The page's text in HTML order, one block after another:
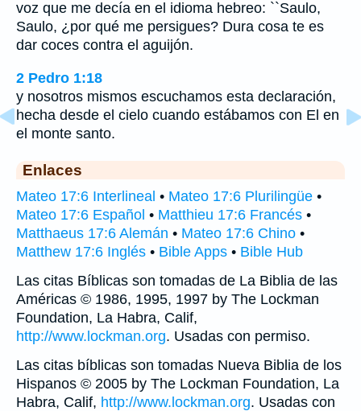
voz que me decía en el idioma hebreo: ``Saulo,
Saulo, ¿por qué me persigues? Dura cosa te es
dar coces contra el aguijón.
2 Pedro 1:18
y nosotros mismos escuchamos esta declaración,
hecha desde el cielo cuando estábamos con El en
el monte santo.
Enlaces
Mateo 17:6 Interlineal • Mateo 17:6 Plurilingüe •
Mateo 17:6 Español • Matthieu 17:6 Francés •
Matthaeus 17:6 Alemán • Mateo 17:6 Chino •
Matthew 17:6 Inglés • Bible Apps • Bible Hub
Las citas Bíblicas son tomadas de La Biblia de las
Américas © 1986, 1995, 1997 by The Lockman
Foundation, La Habra, Calif,
http://www.lockman.org. Usadas con permiso.
Las citas bíblicas son tomadas Nueva Biblia de los
Hispanos © 2005 by The Lockman Foundation, La
Habra, Calif, http://www.lockman.org. Usadas con